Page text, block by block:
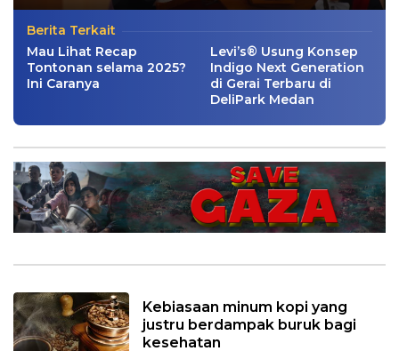
Berita Terkait
Mau Lihat Recap
Tontonan selama 2025?
Ini Caranya
Levi’s® Usung Konsep
Indigo Next Generation
di Gerai Terbaru di
DeliPark Medan
Kebiasaan minum kopi yang
justru berdampak buruk bagi
kesehatan